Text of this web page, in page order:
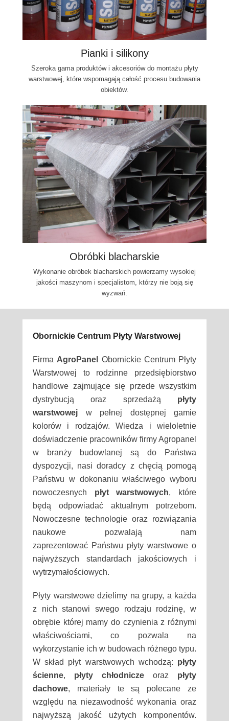
Pianki i silikony
Szeroka gama produktów i akcesoriów do montażu płyty
warstwowej, które wspomagają całość procesu budowania
obiektów.
Obróbki blacharskie
Wykonanie obróbek blacharskich powierzamy wysokiej
jakości maszynom i specjalistom, którzy nie boją się
wyzwań.
Obornickie Centrum Płyty Warstwowej
Firma AgroPanel
Obornickie Centrum Płyty
Warstwowej to rodzinne przedsiębiorstwo
handlowe zajmujące się przede wszystkim
dystrybucją oraz sprzedażą płyty
warstwowej w pełnej dostępnej gamie
kolorów i rodzajów. Wiedza i wieloletnie
doświadczenie pracowników firmy Agropanel
w branży budowlanej są do Państwa
dyspozycji, nasi doradcy z chęcią pomogą
Państwu w dokonaniu właściwego wyboru
nowoczesnych płyt warstwowych, które
będą odpowiadać aktualnym potrzebom.
Nowoczesne technologie oraz rozwiązania
naukowe pozwalają nam
zaprezentować Państwu płyty warstwowe o
najwyższych standardach jakościowych i
wytrzymałościowych.
Płyty warstwowe dzielimy na grupy, a każda
z nich stanowi swego rodzaju rodzinę, w
obrębie której mamy do czynienia z różnymi
właściwościami, co pozwala na
wykorzystanie ich w budowach różnego typu.
W skład płyt warstwowych wchodzą: płyty
ścienne, płyty chłodnicze oraz płyty
dachowe, materiały te są polecane ze
względu na niezawodność wykonania oraz
najwyższą jakość użytych komponentów.